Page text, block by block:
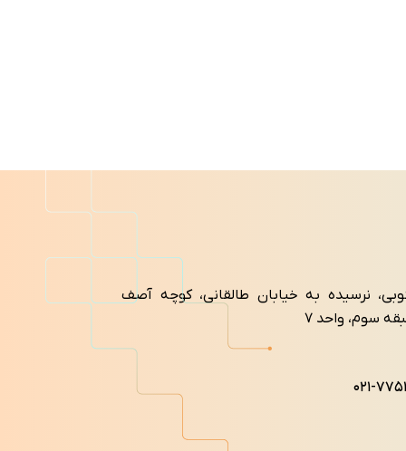
نرسیده به خیابان طالقانی، کوچه آصف